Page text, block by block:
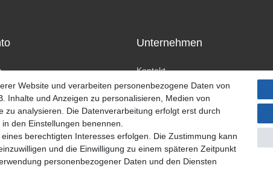
Unternehmen
Kontakt
Datenschutzerklärung
AGB Kundeninformationen
Impressum
Website und verarbeiten personenbezogene Daten von
Inhalte und Anzeigen zu personalisieren, Medien von
analysieren. Die Datenverarbeitung erfolgt erst durch
den Einstellungen benennen.
berechtigten Interesses erfolgen. Die Zustimmung kann
und die Einwilligung zu einem späteren Zeitpunkt
personenbezogener Daten und den Diensten